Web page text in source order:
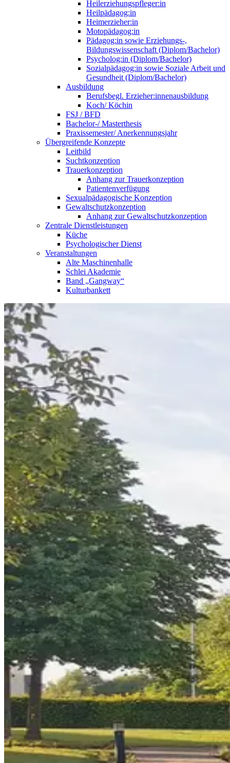
Heilerziehungspfleger:in
Heilpädagog:in
Heimerzieher:in
Motopädagog:in
Pädagog:in sowie Erziehungs-,
Bildungswissenschaft (Diplom/Bachelor)
Psycholog:in (Diplom/Bachelor)
Sozialpädagog:in sowie Soziale Arbeit und
Gesundheit (Diplom/Bachelor)
Ausbildung
Berufsbegl. Erzieher:innenausbildung
Koch/ Köchin
FSJ / BFD
Bachelor-/ Masterthesis
Praxissemester/ Anerkennungsjahr
Übergreifende Konzepte
Leitbild
Suchtkonzeption
Trauerkonzeption
Anhang zur Trauerkonzeption
Patientenverfügung
Sexualpädagogische Konzeption
Gewaltschutzkonzeption
Anhang zur Gewaltschutzkonzeption
Zentrale Dienstleistungen
Küche
Psychologischer Dienst
Veranstaltungen
Alte Maschinenhalle
Schlei Akademie
Band „Gangway“
Kulturbankett